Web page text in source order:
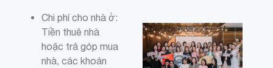
Chi phí cho nhà ở:
Tiền thuê nhà
hoặc trả góp mua
nhà, các khoản